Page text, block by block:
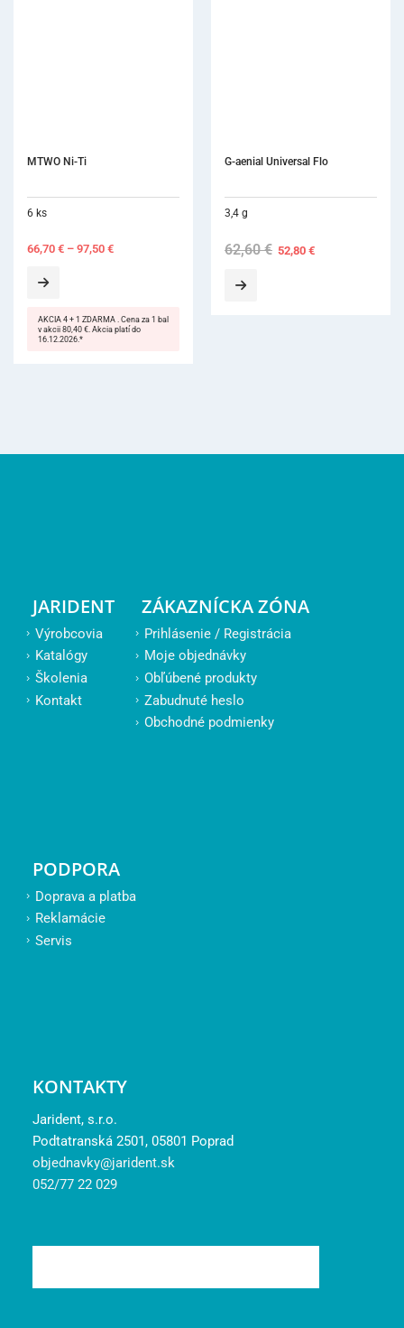
MTWO Ni-Ti
6 ks
66,70 € – 97,50 €
AKCIA 4 + 1 ZDARMA . Cena za 1 bal
v akcii 80,40 €. Akcia platí do
16.12.2026.*
G-aenial Universal Flo
3,4 g
62,60€ Original
price
52,80€Current
JARIDENT
Výrobcovia
Katalógy
Školenia
Kontakt
ZÁKAZNÍCKA ZÓNA
Prihlásenie / Registrácia
Moje objednávky
Obľúbené produkty
Zabudnuté heslo
Obchodné podmienky
PODPORA
Doprava a platba
Reklamácie
Servis
KONTAKTY
Jarident, s.r.o.
Podtatranská 2501, 05801 Poprad
objednavky@jarident.sk
052/77 22 029